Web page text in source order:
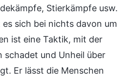
Stierkämpfe usw.
sich bei nichts davon um
ist eine Taktik, mit der
schadet und Unheil über
Er lässt die Menschen